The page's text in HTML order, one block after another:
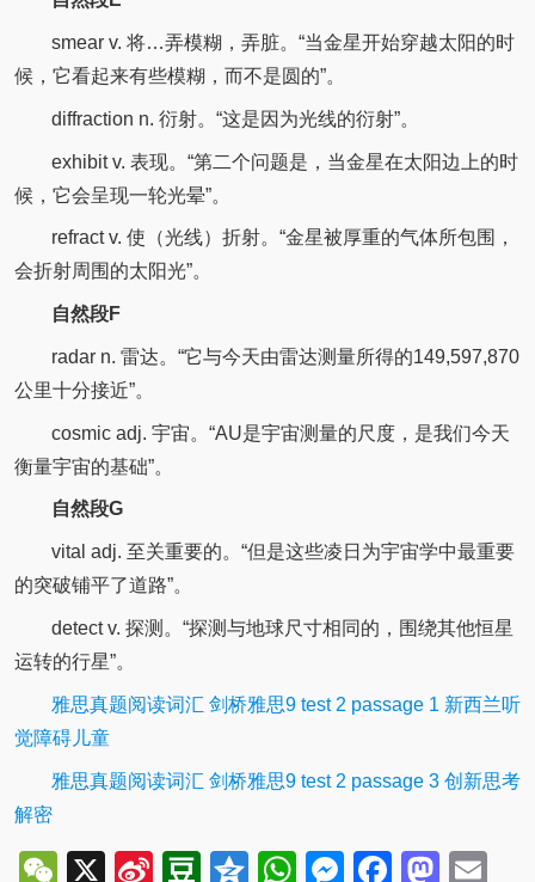
smear v. 将…弄模糊，弄脏。“当金星开始穿越太阳的时
候，它看起来有些模糊，而不是圆的”。
diffraction n. 衍射。“这是因为光线的衍射”。
exhibit v. 表现。“第二个问题是，当金星在太阳边上的时
候，它会呈现一轮光晕”。
refract v. 使（光线）折射。“金星被厚重的气体所包围，
会折射周围的太阳光”。
自然段F
radar n. 雷达。“它与今天由雷达测量所得的149,597,870
公里十分接近”。
cosmic adj. 宇宙。“AU是宇宙测量的尺度，是我们今天
衡量宇宙的基础”。
自然段G
vital adj. 至关重要的。“但是这些凌日为宇宙学中最重要
的突破铺平了道路”。
detect v. 探测。“探测与地球尺寸相同的，围绕其他恒星
运转的行星”。
雅思真题阅读词汇 剑桥雅思9 test 2 passage 1 新西兰听
觉障碍儿童
雅思真题阅读词汇 剑桥雅思9 test 2 passage 3 创新思考
解密
WeChat
X SinaDouban
Qzone
WhatsApp
Messenger